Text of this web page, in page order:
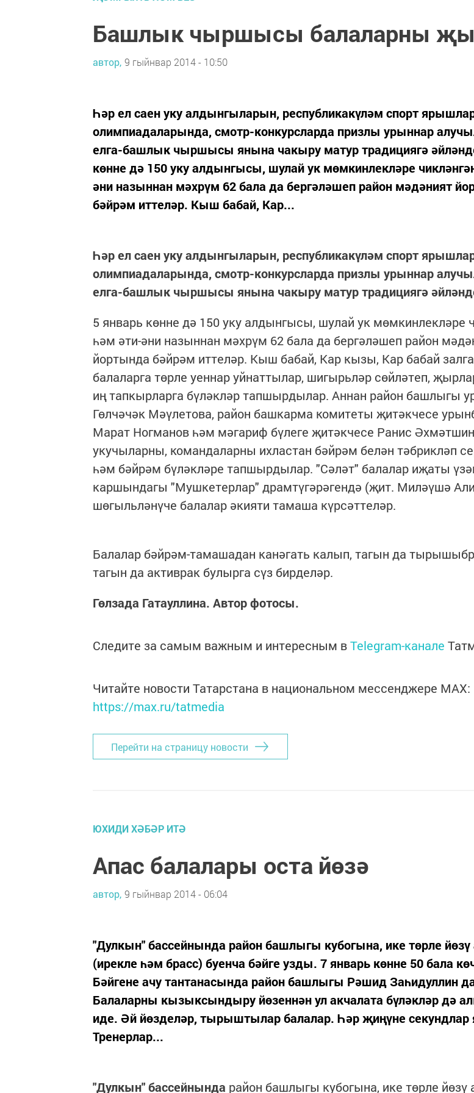
Башлык чыршысы балаларны
автор, 9 гыйнвар 2014 - 10:50
Һәр ел саен уку алдынгыларын, республикакүләм спорт
олимпиадаларында, смотр-конкурсларда призлы урыннар
елга-башлык чыршысы янына чакыру матур традициягә
көнне дә 150 уку алдынгысы, шулай ук мөмкинлекләре
әни назыннан мәхрүм 62 бала да бергәләшеп район мәдәният
бәйрәм иттеләр. Кыш бабай, Кар...
Һәр ел саен уку алдынгыларын, республикакүләм спорт
олимпиадаларында, смотр-конкурсларда призлы урыннар
елга-башлык чыршысы янына чакыру матур традициягә
5 январь көнне дә 150 уку алдынгысы, шулай ук мөмкинлекләре
һәм әти-әни назыннан мәхрүм 62 бала да бергәләшеп район
йортында бәйрәм иттеләр. Кыш бабай, Кар кызы, Кар бабай
балаларга төрле уеннар уйнаттылар, шигырьләр сөйләтеп,
иң тапкырларга бүләкләр тапшырдылар. Аннан район башлыгы
Гөлчәчәк Мәүлетова, район башкарма комитеты җитәкчесе
Марат Ногманов һәм мәгариф бүлеге җитәкчесе Ранис Әхмәтшин
укучыларны, командаларны ихластан бәйрәм белән тәбрикләп
һәм бәйрәм бүләкләре тапшырдылар. "Сәләт" балалар иҗаты
каршындагы "Мушкетерлар" драмтүгәрәгендә (җит. Миләүшә
шөгыльләнүче балалар әкияти тамаша күрсәттеләр.
Балалар бәйрәм-тамашадан канәгать калып, тагын да
тагын да активрак булырга сүз бирделәр.
Гөлзада Гатауллина. Автор фотосы.
Следите за самым важным и интересным вTelegram-канале
Читайте новости Татарстана в национальном мессенджере MАХ:
https://max.ru/tatmedia
Перейти на страницу новости
ЮХИДИ ХӘБӘР ИТӘ
Апас балалары оста йөзә
автор, 9 гыйнвар 2014 - 06:04
"Дулкын" бассейнында район башлыгы кубогына, ике төрле
(ирекле һәм брасс) буенча бәйге узды. 7 январь көнне 50 бала
Бәйгене ачу тантанасында район башлыгы Рәшид Заһидуллин
Балаларны кызыксындыру йөзеннән ул акчалата бүләкләр дә
иде. Әй йөзделәр, тырыштылар балалар. Һәр җиңүне
Тренерлар...
"Дулкын" бассейнында район башлыгы кубогына, ике төрле